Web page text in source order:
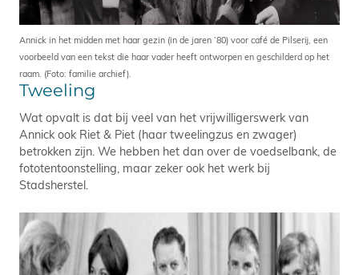
Annick in het midden met haar gezin (in de jaren ’80) voor café de Pilserij, een
voorbeeld van een tekst die haar vader heeft ontworpen en geschilderd op het
raam. (Foto: familie archief).
Tweeling
Wat opvalt is dat bij veel van het vrijwilligerswerk van
Annick ook Riet & Piet (haar tweelingzus en zwager)
betrokken zijn. We hebben het dan over de voedselbank, de
fototentoonstelling, maar zeker ook het werk bij
Stadsherstel.